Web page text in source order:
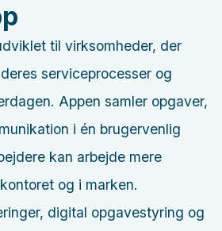
til virksomheder, der
serviceprocesser og
Appen samler opgaver,
i én brugervenlig
kan arbejde mere
og i marken.
digital opgavestyring og